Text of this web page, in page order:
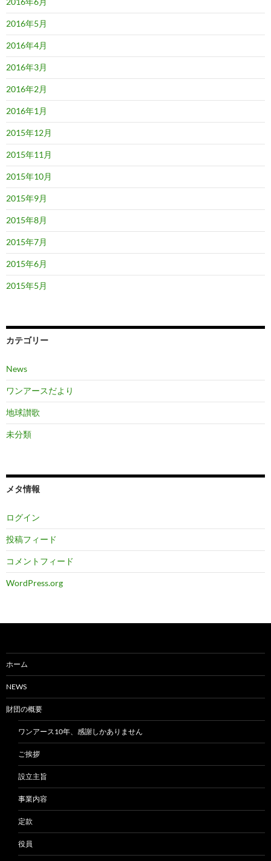
2016年5月
2016年4月
2016年3月
2016年2月
2016年1月
2015年12月
2015年11月
2015年10月
2015年9月
2015年8月
2015年7月
2015年6月
2015年5月
カテゴリー
News
ワンアースだより
地球讃歌
未分類
メタ情報
ログイン
投稿フィード
コメントフィード
WordPress.org
ホーム
NEWS
財団の概要
ワンアース10年、感謝しかありません
ご挨拶
設立主旨
事業内容
定款
役員